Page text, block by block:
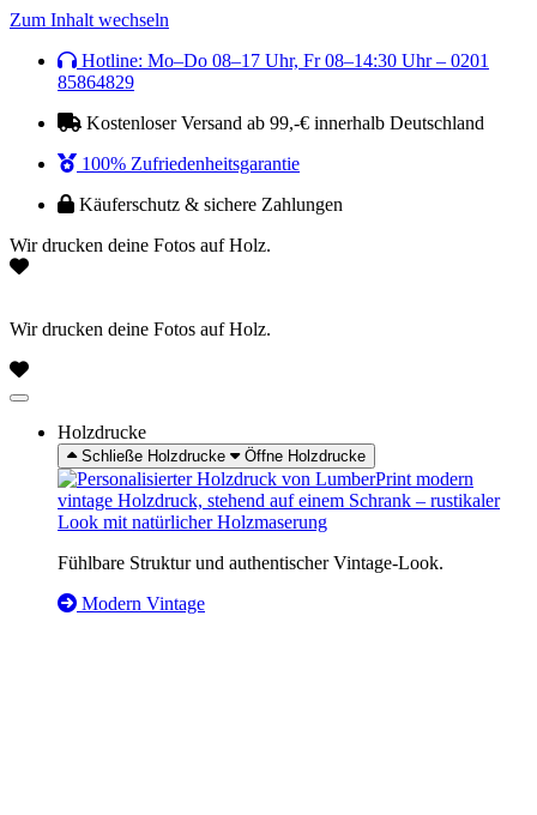
Zum Inhalt wechseln
Hotline: Mo–Do 08–17 Uhr, Fr 08–14:30 Uhr – 0201
85864829
Kostenloser Versand ab 99,-€ innerhalb Deutschland
100% Zufriedenheitsgarantie
Käuferschutz & sichere Zahlungen
Wir drucken deine Fotos auf Holz.
Wir drucken deine Fotos auf Holz.
Holzdrucke
Schließe Holzdrucke Öffne Holzdrucke
Fühlbare Struktur und authentischer Vintage-Look.
Modern Vintage